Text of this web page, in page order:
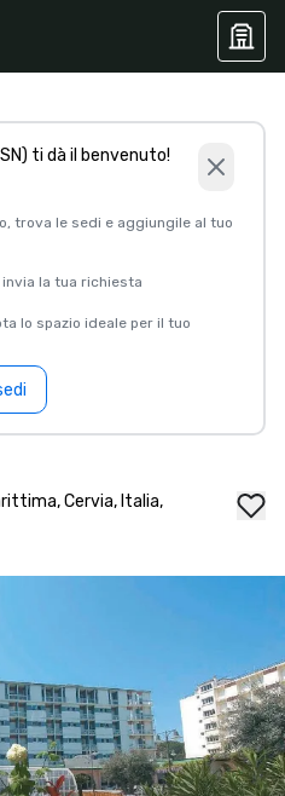
ti dà il benvenuto!
trova le sedi e aggiungile al tuo
la tua richiesta
lo spazio ideale per il tuo
Cervia, Italia,